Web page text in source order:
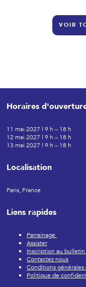
VOIR
Horaires
11 mai 2027 | 9 h – 18 h
12 mai 2027 | 9 h – 18 h
13 mai 2027 | 9 h – 18 h
Localisation
Paris, France
Liens rapides
Parrainage
Assister
Inscription au
Contactez nous
Conditions
Politique de